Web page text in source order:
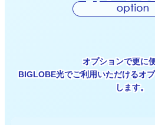
オプションで更に
BIGLOBE光でご利用いただけるオ
します。